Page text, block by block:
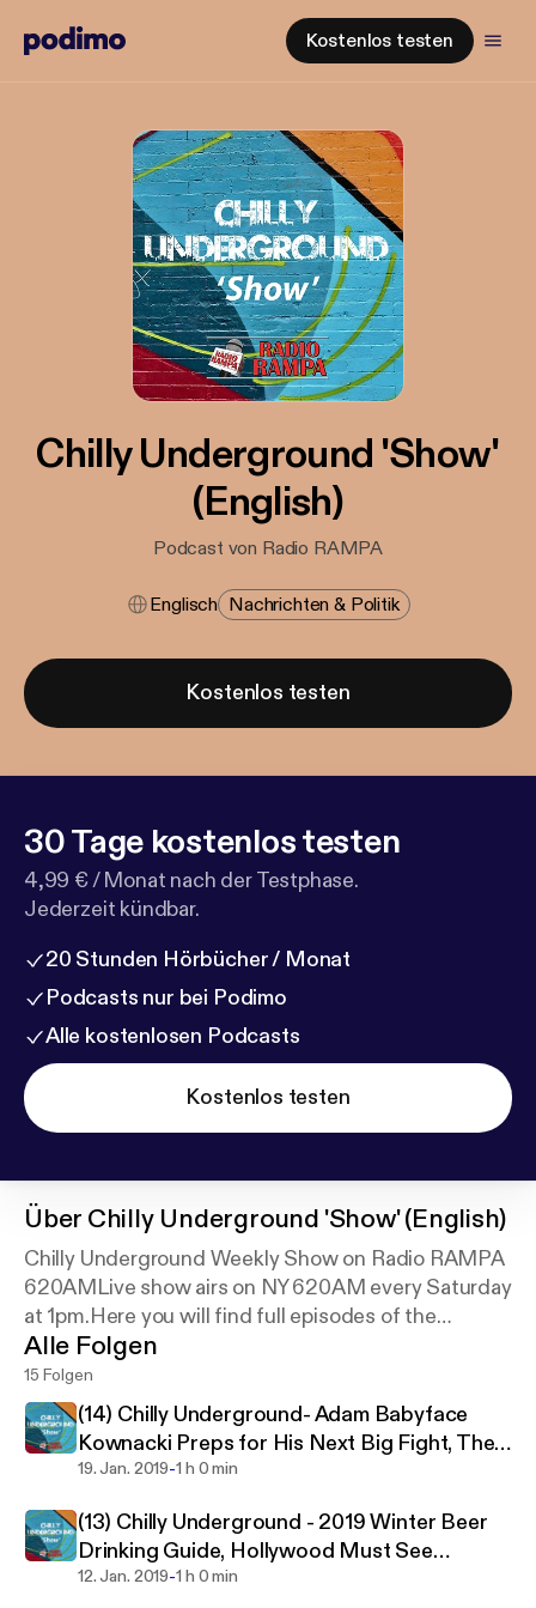
Kostenlos testen
Chilly Underground 'Show'
(English)
Podcast von Radio RAMPA
Englisch Nachrichten & Politik
Kostenlos testen
30 Tage kostenlos testen
4,99 € / Monat nach der Testphase.
Jederzeit kündbar.
20 Stunden Hörbücher / Monat
Podcasts nur bei Podimo
Alle kostenlosen Podcasts
Kostenlos testen
Über Chilly Underground 'Show' (English)
Chilly Underground Weekly Show on Radio RAMPA
620AMLive show airs on NY 620AM every Saturday
at 1pm.Here you will find full episodes of the
show.For more visit: www.ChillyUnderground.com
Alle Folgen
15 Folgen
(14) Chilly Underground- Adam Babyface
Kownacki Preps for His Next Big Fight, The
Tragic War in Yemen, NYS Legalized
19. Jan. 2019-1 h 0 min
(13) Chilly Underground - 2019 Winter Beer
Drinking Guide, Hollywood Must See
Movies, and Re-Introducing Brazil's New
12. Jan. 2019-1 h 0 min